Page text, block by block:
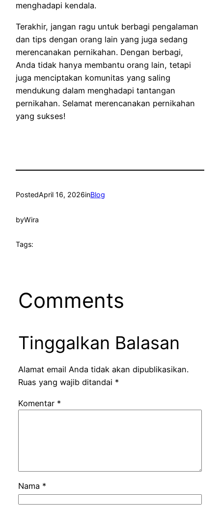
menghadapi kendala.
Terakhir, jangan ragu untuk berbagi pengalaman
dan tips dengan orang lain yang juga sedang
merencanakan pernikahan. Dengan berbagi,
Anda tidak hanya membantu orang lain, tetapi
juga menciptakan komunitas yang saling
mendukung dalam menghadapi tantangan
pernikahan. Selamat merencanakan pernikahan
yang sukses!
PostedApril 16, 2026inBlog
byWira
Tags:
Comments
Tinggalkan Balasan
Alamat email Anda tidak akan dipublikasikan.
Ruas yang wajib ditandai *
Komentar *
Nama *